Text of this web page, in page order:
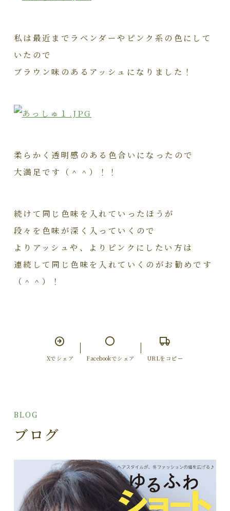
私は最近までラベンダーやピンク系の色にして
いたので
ブラウン味のあるアッシュになりました！
柔らかく透明感のある色合いになったので
大満足です（＾＾）！！
続けて同じ色味を入れていったほうが
段々を色味が深く入っていくので
よりアッシュや、よりピンクにしたい方は
連続して同じ色味を入れていくのがお勧めです
（＾＾）！
Xでシェア Facebookでシェア URLをコピー
BLOG
ブログ